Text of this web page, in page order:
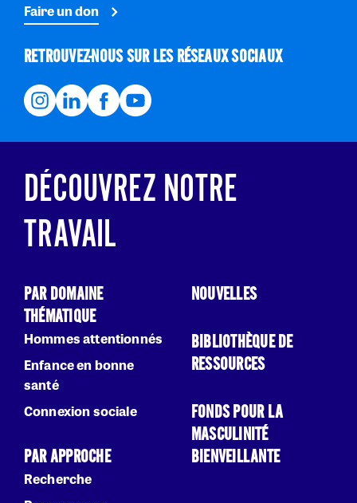
Faire un don
RETROUVEZ-NOUS SUR LES RÉSEAUX SOCIAUX
DÉCOUVREZ NOTRE
TRAVAIL
PAR DOMAINE
THÉMATIQUE
Hommes attentionnés
Enfance en bonne
santé
Connexion sociale
PAR APPROCHE
Recherche
NOUVELLES
BIBLIOTHÈQUE DE
RESSOURCES
FONDS POUR LA
MASCULINITÉ
BIENVEILLANTE